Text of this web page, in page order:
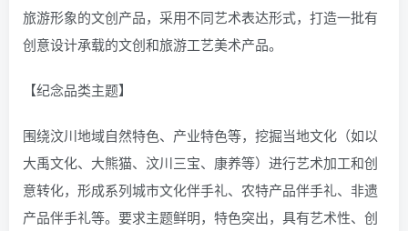
旅游形象的文创产品，采用不同艺术表达形式，打造一批有
创意设计承载的文创和旅游工艺美术产品。
【纪念品类主题】
围绕汶川地域自然特色、产业特色等，挖掘当地文化（如以
大禹文化、大熊猫、汶川三宝、康养等）进行艺术加工和创
意转化，形成系列城市文化伴手礼、农特产品伴手礼、非遗
产品伴手礼等。要求主题鲜明，特色突出，具有艺术性、创